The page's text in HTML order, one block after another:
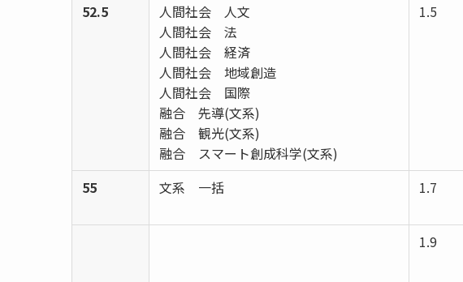
52.5
人間社会 人文
人間社会 法
人間社会 経済
人間社会 地域創造
人間社会 国際
融合 先導(文系)
融合 観光(文系)
融合 スマート創成科学(文系)
1.5
55 文系 一括 1.7
1.9